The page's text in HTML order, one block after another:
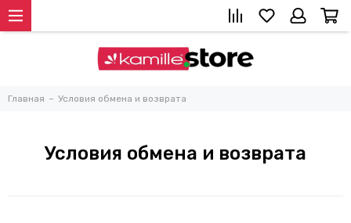
Главная Условия обмена и возврата
Условия обмена и возврата